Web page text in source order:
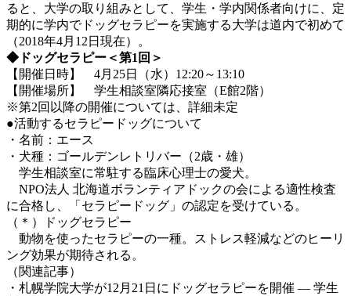
ると、大学の取り組みとして、学生・学内関係者向けに、定
期的に学内でドッグセラピーを実施する大学は道内で初めて
（2018年4月12日現在）。
◆ドッグセラピー＜第1回＞
【開催日時】 4月25日（水）12:20～13:10
【開催場所】 学生相談室隣応接室（E館2階）
※第2回以降の開催については、詳細未定
●活動するセラピードッグについて
・名前：エース
・犬種：ゴールデンレトリバー（2歳・雄）
学生相談室に常駐する臨床心理士の愛犬。
NPO法人 北海道ボランティアドックの会による適性検査
に合格し、「セラピードッグ」の認定を受けている。
（＊）ドッグセラピー
動物を使ったセラピーの一種。ストレス軽減などのヒーリ
ング効果が期待される。
（関連記事）
・札幌学院大学が12月21日にドッグセラピーを開催 — 学生